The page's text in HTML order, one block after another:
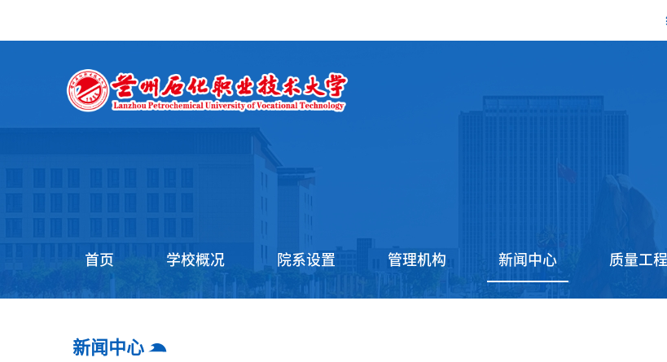
首页 学校概况 院系设置 管理机构 新闻中心 质量工程
新闻中心